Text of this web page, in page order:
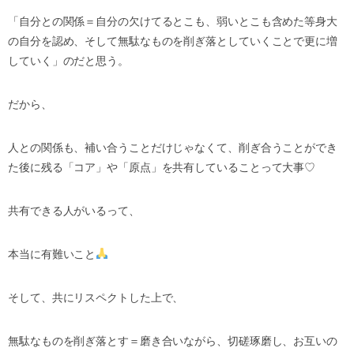
「自分との関係＝自分の欠けてるとこも、弱いとこも含めた等身大
の自分を認め、そして無駄なものを削ぎ落としていくことで更に増
していく」のだと思う。
だから、
人との関係も、補い合うことだけじゃなくて、削ぎ合うことができ
た後に残る「コア」や「原点」を共有していることって大事♡
共有できる人がいるって、
本当に有難いこと
そして、共にリスペクトした上で、
無駄なものを削ぎ落とす＝磨き合いながら、切磋琢磨し、お互いの